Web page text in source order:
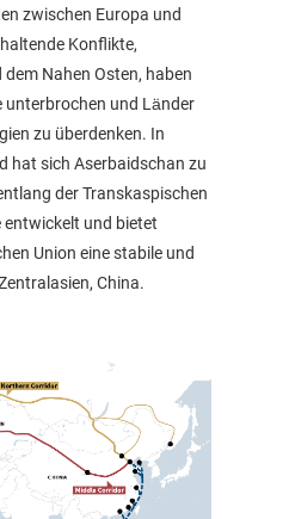
zwischen Europa und
Konflikte,
Nahen Osten, haben
und Länder
zu überdenken. In
hat sich Aserbaidschan zu
der Transkaspischen
und bietet
Union eine stabile und
China.